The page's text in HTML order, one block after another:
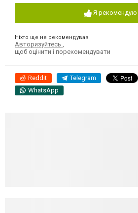
Я рекомендую
Ніхто ще не рекомендував
Авторизуйтесь
щоб оцінити і порекомендувати
Reddit Telegram
WhatsApp